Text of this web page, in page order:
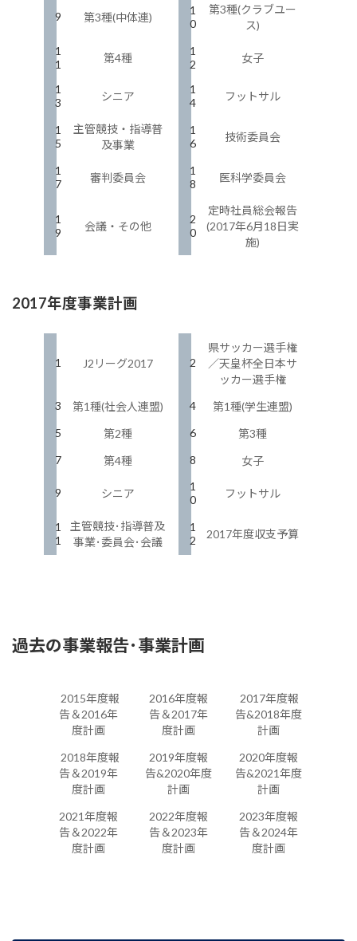
9 第3種(中体連)
1
0
第3種(クラブユー
ス)
1
1
第4種
1
2
女子
1
3
シニア
1
4
フットサル
1
5
主管競技・指導普
及事業
1
6
技術委員会
1
7
審判委員会
1
8
医科学委員会
1
9
会議・その他
2
0
定時社員総会報告
(2017年6月18日実
施)
2017年度事業計画
1 J2リーグ2017 2
県サッカー選手権
／天皇杯全日本サ
ッカー選手権
3
第1種(社会人連盟) 4
第1種(学生連盟)
5
第2種 6
第3種
7
第4種 8 女子
9 シニア
1
0
フットサル
1
1
主管競技･指導普及
事業･委員会･会議
1
2
2017年度収支予算
過去の事業報告･事業計画
2015年度報
告＆2016年
度計画
2016年度報
告＆2017年
度計画
2017年度報
告&2018年度
計画
2018年度報
告＆2019年
度計画
2019年度報
告&2020年度
計画
2020年度報
告&2021年度
計画
2021年度報
告＆2022年
度計画
2022年度報
告＆2023年
度計画
2023年度報
告＆2024年
度計画